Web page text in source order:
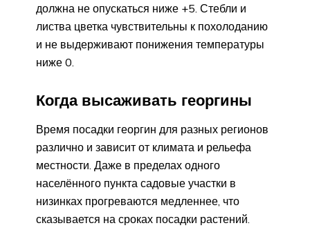
должна не опускаться ниже +5. Стебли и
листва цветка чувствительны к похолоданию
и не выдерживают понижения температуры
ниже 0.
Когда высаживать георгины
Время посадки георгин для разных регионов
различно и зависит от климата и рельефа
местности. Даже в пределах одного
населённого пункта садовые участки в
низинках прогреваются медленнее, что
сказывается на сроках посадки растений.